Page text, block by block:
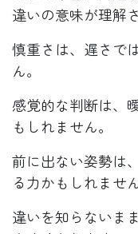
違いの意味が理解
慎重さは、遅さで
ん。
感覚的な判断は、
もしれません。
前に出ない姿勢は
る力かもしれません
違いを知らないま